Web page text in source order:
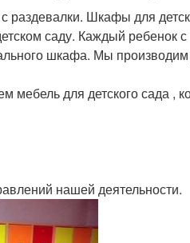
раздевалки. Шкафы для
саду. Каждый ребенок
шкафа. Мы производим
мебель для детского сада ,
нашей деятельности.